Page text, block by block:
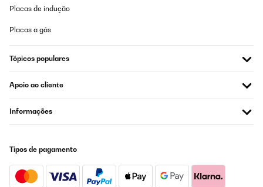
Placas de indução
Placas a gás
Tópicos populares
Apoio ao cliente
Informações
Tipos de pagamento